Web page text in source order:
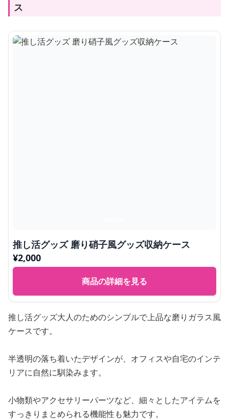
ス
推し活グッズ 磨り硝子風グッズ収納ケース
¥2,000
商品の詳細を見る
推し活グッズ大人のためのシンプルで上品な磨りガラス風
ケースです。
半透明の落ち着いたデザインが、オフィスや自宅のインテ
リアに自然に馴染みます。
小物類やアクセサリーパーツなど、細々としたアイテムを
すっきりまとめられる機能性も魅力です。